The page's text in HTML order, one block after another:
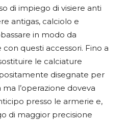
di impiego di visiere anti
antigas, calciolo e
in modo da
questi accessori. Fino a
le calciature
disegnate per
l’operazione doveva
presso le armerie e,
di maggior precisione